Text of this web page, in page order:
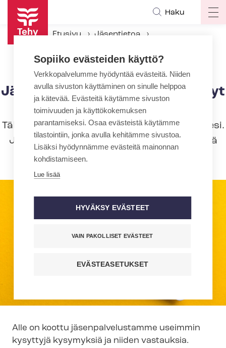
Hyppää
pääsisältöön
Haku
Etusivu
Jäsentietoa
Jäsenpalvelun useimmin kysytyt kysymykset
Jäsenpalvelun useimmin kysytyt
kysymykset
Tältä sivulta voi löytyä vastaus kysymykseesi.
Jos tarvitset lisäapua, olethan yhteydessä
sähköisen asiointipalvelun kautta.
Alle on koottu jä­sen­pal­ve­lus­tam­me useimmin
kysyttyjä kysymyksiä ja niiden vastauksia.
Sopiiko evästeiden käyttö?
Verkkopalvelumme hyödyntää evästeitä. Niiden
avulla sivuston käyttäminen on sinulle helppoa
ja kätevää. Evästeitä käytämme sivuston
toimivuuden ja käyttökokemuksen
parantamiseksi. Osaa evästeistä käytämme
tilastointiin, jonka avulla kehitämme sivustoa.
Lisäksi hyödynnämme evästeitä mainonnan
kohdistamiseen.
Lue lisää
HYVÄKSY EVÄSTEET
VAIN PAKOLLISET EVÄSTEET
EVÄSTEASETUKSET